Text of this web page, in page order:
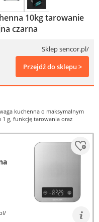
10kg tarowanie
czarna
Sklep sencor.pl/
Przejdź do sklepu >
kuchenna o maksymalnym
1 g, funkcję tarowania oraz